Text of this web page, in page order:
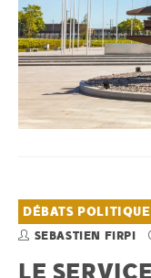
DÉBATS
SEBASTIEN FIRPI
LE